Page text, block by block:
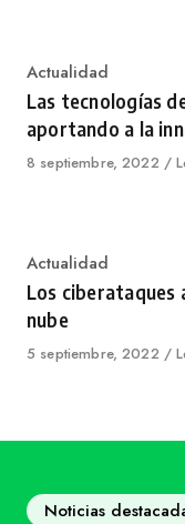
Category
Actualidad
Las tecnologías
aportando a la
Published
8 septiembre, 2022
Category
Actualidad
Los ciberataques
nube
Published
5 septiembre, 2022
Noticias